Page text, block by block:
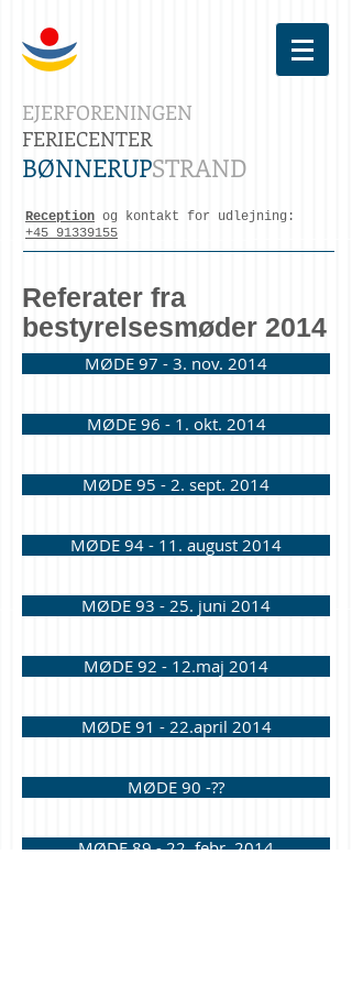
EJERFORENINGEN
FERIECENTER
BØNNERUPSTRAND
Reception og kontakt for udlejning:
+45 91339155
Referater fra
bestyrelsesmøder 2014
MØDE 97 - 3. nov. 2014
MØDE 96 - 1. okt. 2014
MØDE 95 - 2. sept. 2014
MØDE 94 - 11. august 2014
MØDE 93 - 25. juni 2014
MØDE 92 - 12.maj 2014
MØDE 91 - 22.april 2014
MØDE 90 -??
MØDE 89 - 22. febr. 2014